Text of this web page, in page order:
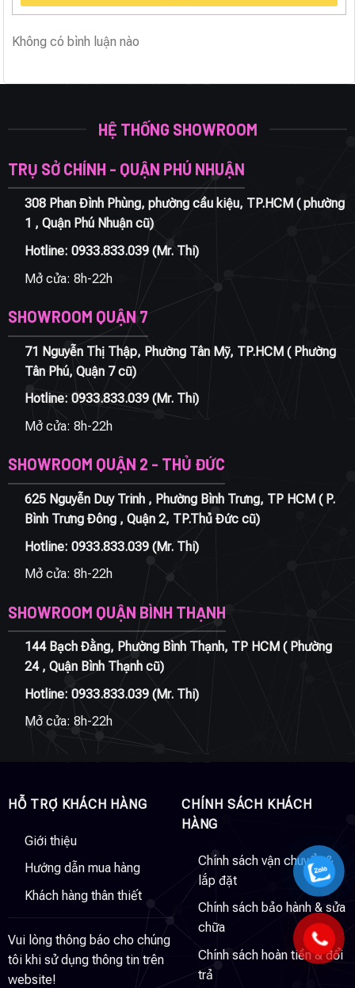
Không có bình luận nào
HỆ THỐNG SHOWROOM
TRỤ SỞ CHÍNH - QUẬN PHÚ NHUẬN
308 Phan Đình Phùng, phường cầu kiệu, TP.HCM ( phường
1 , Quận Phú Nhuận cũ)
Hotline: 0933.833.039(Mr. Thi)
Mở cửa: 8h-22h
SHOWROOM QUẬN 7
71 Nguyễn Thị Thập, Phường Tân Mỹ, TP.HCM ( Phường
Tân Phú, Quận 7 cũ)
Hotline: 0933.833.039(Mr. Thi)
Mở cửa: 8h-22h
SHOWROOM QUẬN 2 - THỦ ĐỨC
625 Nguyễn Duy Trinh , Phường Bình Trưng, TP HCM ( P.
Bình Trưng Đông , Quận 2, TP.Thủ Đức cũ)
Hotline: 0933.833.039(Mr. Thi)
Mở cửa: 8h-22h
SHOWROOM QUẬN BÌNH THẠNH
144 Bạch Đằng, Phường Bình Thạnh, TP HCM ( Phường
24 , Quận Bình Thạnh cũ)
Hotline: 0933.833.039(Mr. Thi)
Mở cửa: 8h-22h
HỖ TRỢ KHÁCH HÀNG
Giới thiệu
Hướng dẫn mua hàng
Khách hàng thân thiết
Vui lòng thông báo cho chúng
tôi khi sử dụng thông tin trên
website!
CHÍNH SÁCH KHÁCH
HÀNG
Chính sách vận chuyển &
lắp đặt
Chính sách bảo hành & sửa
chữa
Chính sách hoàn tiền & đổi
trả